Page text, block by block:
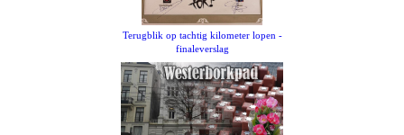
Terugblik op tachtig kilometer lopen -
finaleverslag